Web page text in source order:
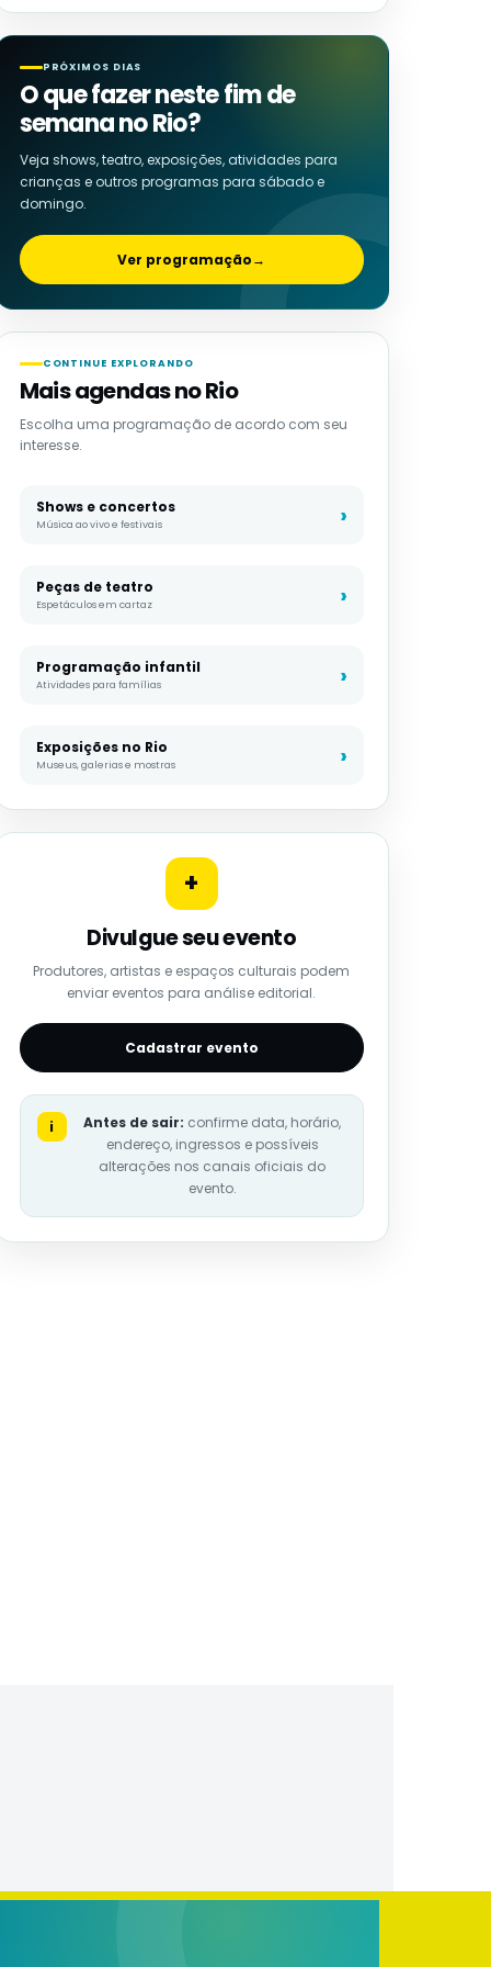
PRÓXIMOS DIAS
O que fazer neste fim de
semana no Rio?
Veja shows, teatro, exposições, atividades para
crianças e outros programas para sábado e
domingo.
Ver programação→
CONTINUE EXPLORANDO
Mais agendas no Rio
Escolha uma programação de acordo com seu
interesse.
Shows e concertos
Música ao vivo e festivais
Peças de teatro
Espetáculos em cartaz
Programação infantil
Atividades para famílias
Exposições no Rio
Museus, galerias e mostras
+
Divulgue seu evento
Produtores, artistas e espaços culturais podem
enviar eventos para análise editorial.
Cadastrar evento
i Antes de sair: confirme data, horário,
endereço, ingressos e possíveis
alterações nos canais oficiais do
evento.